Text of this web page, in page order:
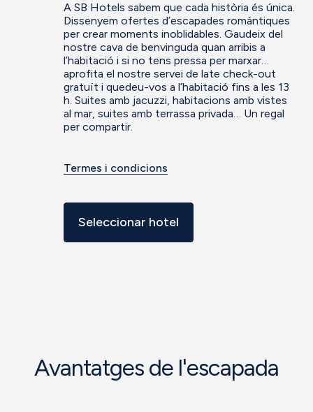
A SB Hotels sabem que cada història és única.
Dissenyem ofertes d’escapades romàntiques
per crear moments inoblidables. Gaudeix del
nostre cava de benvinguda quan arribis a
l’habitació i si no tens pressa per marxar…
aprofita el nostre servei de late check-out
gratuït i quedeu-vos a l’habitació fins a les 13
h. Suites amb jacuzzi, habitacions amb vistes
al mar, suites amb terrassa privada… Un regal
per compartir.
Termes i condicions
Seleccionar hotel
Avantatges de l'escapada